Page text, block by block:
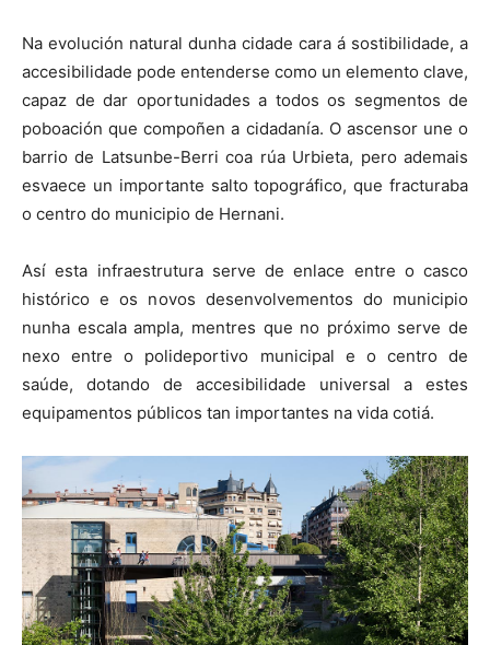
Na evolución natural dunha cidade cara á sostibilidade, a
accesibilidade pode entenderse como un elemento clave,
capaz de dar oportunidades a todos os segmentos de
poboación que compoñen a cidadanía. O ascensor une o
barrio de Latsunbe-Berri coa rúa Urbieta, pero ademais
esvaece un importante salto topográfico, que fracturaba
o centro do municipio de Hernani.
Así esta infraestrutura serve de enlace entre o casco
histórico e os novos desenvolvementos do municipio
nunha escala ampla, mentres que no próximo serve de
nexo entre o polideportivo municipal e o centro de
saúde, dotando de accesibilidade universal a estes
equipamentos públicos tan importantes na vida cotiá.